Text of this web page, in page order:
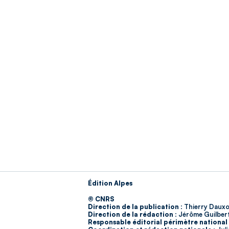
Édition Alpes
© CNRS
Direction de la publication : Thierry
Direction de la rédaction : Jérôme
Responsable éditorial périmètre national